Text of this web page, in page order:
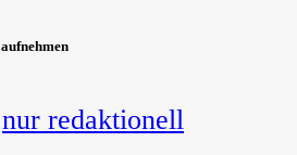
aufnehmen
nur redaktionell